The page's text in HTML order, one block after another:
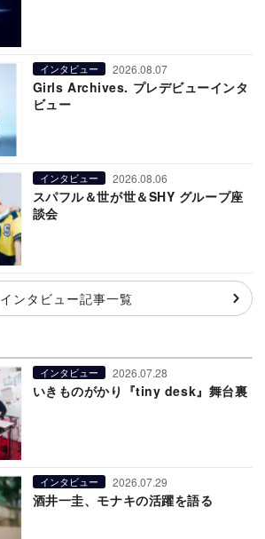
インタビュー 2026.08.07
Girls Archives. プレデビューインタ
ビュー
インタビュー 2026.08.06
スパフル＆世が世＆SHY グループ座
談会
インタビュー記事一覧
インタビュー 2026.07.28
いきものがかり『tiny desk』舞台裏
インタビュー 2026.07.29
酒井一圭、モナキの活躍を語る